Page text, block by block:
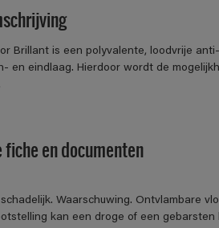
Brillant is een polyvalente, loodvrije
en eindlaag. Hierdoor wordt de
fiche en documenten
Waarschuwing. Ontvlambare
kan een droge of een gebarsten